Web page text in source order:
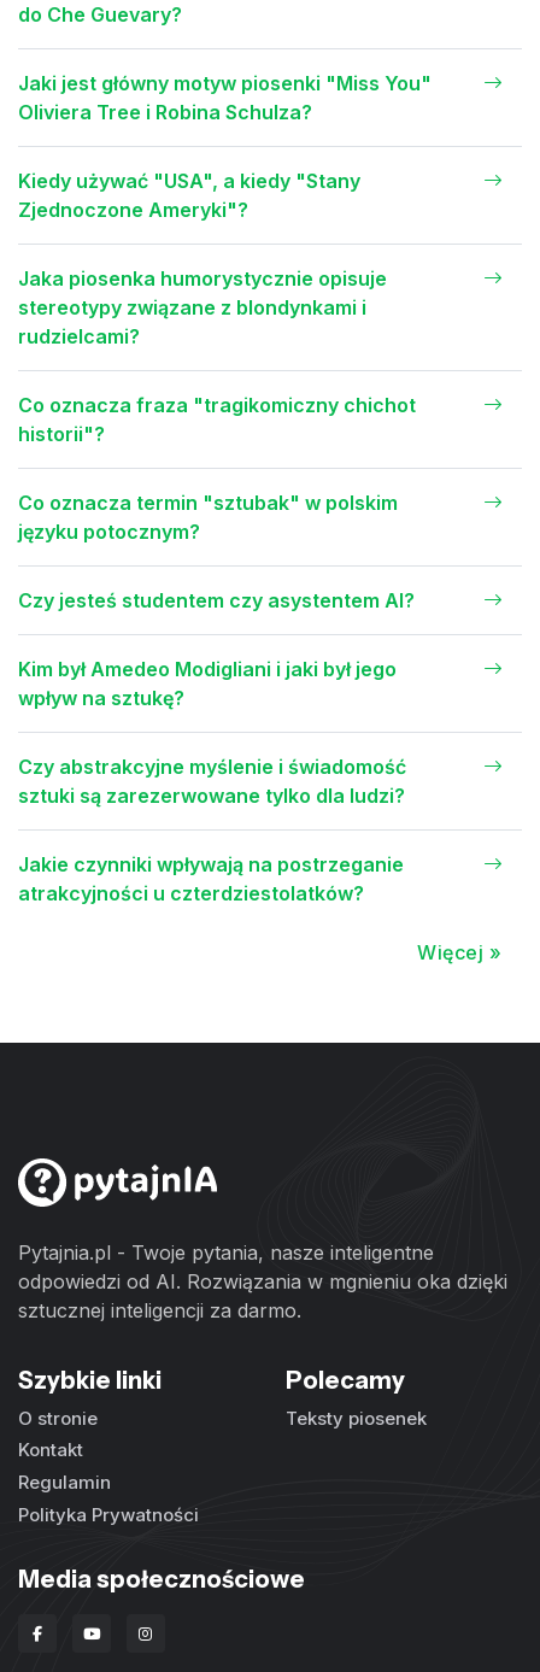
do Che Guevary?
Jaki jest główny motyw piosenki "Miss You"
Oliviera Tree i Robina Schulza?
Kiedy używać "USA", a kiedy "Stany
Zjednoczone Ameryki"?
Jaka piosenka humorystycznie opisuje
stereotypy związane z blondynkami i
rudzielcami?
Co oznacza fraza "tragikomiczny chichot
historii"?
Co oznacza termin "sztubak" w polskim
języku potocznym?
Czy jesteś studentem czy asystentem AI?
Kim był Amedeo Modigliani i jaki był jego
wpływ na sztukę?
Czy abstrakcyjne myślenie i świadomość
sztuki są zarezerwowane tylko dla ludzi?
Jakie czynniki wpływają na postrzeganie
atrakcyjności u czterdziestolatków?
Więcej »
Pytajnia.pl - Twoje pytania, nasze inteligentne
odpowiedzi od AI. Rozwiązania w mgnieniu oka dzięki
sztucznej inteligencji za darmo.
Szybkie linki
O stronie
Kontakt
Regulamin
Polityka Prywatności
Polecamy
Teksty piosenek
Media społecznościowe